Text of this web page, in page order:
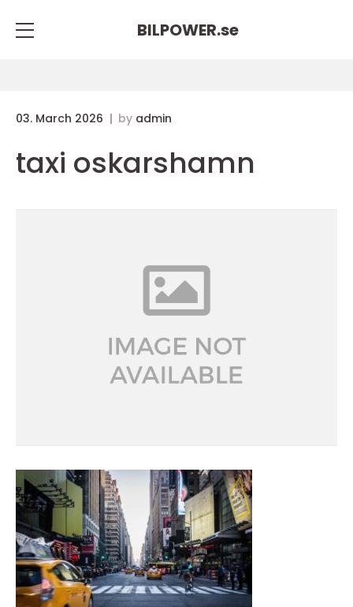
BILPOWER.se
03. March 2026 by admin
taxi oskarshamn